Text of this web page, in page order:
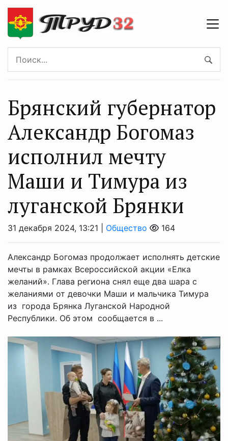
Брянский губернатор
Александр Богомаз
исполнил мечту
Маши и Тимура из
луганской Брянки
31 декабря 2024, 13:21 | Общество 164
Александр Богомаз продолжает исполнять детские
мечты в рамках Всероссийской акции «Елка
желаний». Глава региона снял еще два шара с
желаниями от девочки Маши и мальчика Тимура
из города Брянка Луганской Народной
Республики. Об этом сообщается в ...